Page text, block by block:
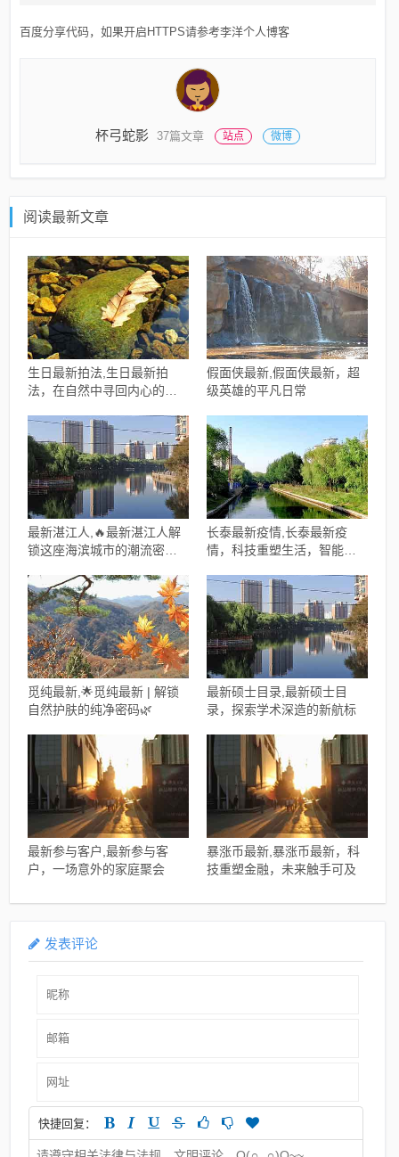
百度分享代码，如果开启HTTPS请参考李洋个人博客
杯弓蛇影 37篇文章 站点 微博
阅读最新文章
生日最新拍法,生日最新拍
法，在自然中寻回内心的宁
假面侠最新,假面侠最新，超
级英雄的平凡日常
最新湛江人,🔥最新湛江人解
锁这座海滨城市的潮流密码
长泰最新疫情,长泰最新疫
情，科技重塑生活，智能守
觅纯最新,🌟觅纯最新 | 解锁
自然护肤的纯净密码🌿
最新硕士目录,最新硕士目
录，探索学术深造的新航标
最新参与客户,最新参与客
户，一场意外的家庭聚会
暴涨币最新,暴涨币最新，科
技重塑金融，未来触手可及
发表评论
快捷回复：